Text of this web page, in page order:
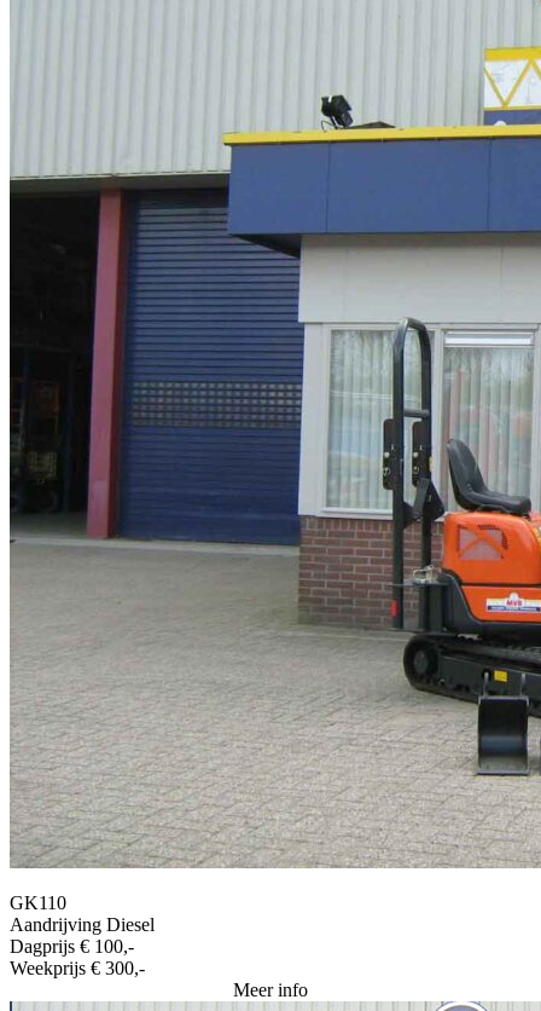
GK110
Aandrijving Diesel
Dagprijs € 100,-
Weekprijs € 300,-
Meer info